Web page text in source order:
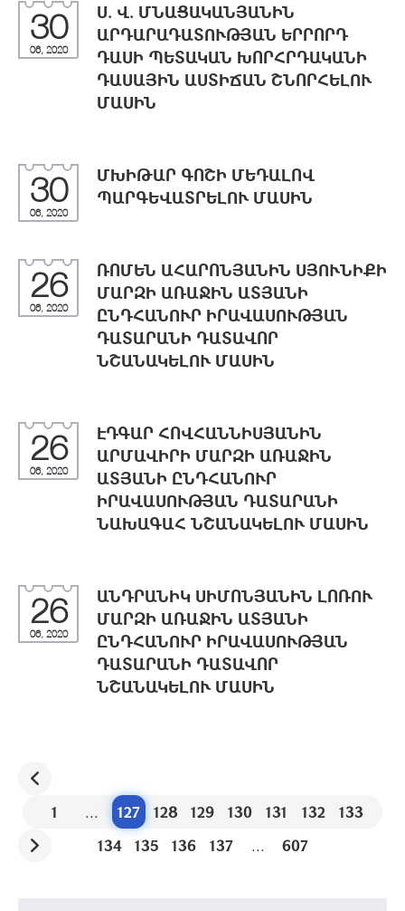
30
06, 2020
Ս. Վ. ՄՆԱՑԱԿԱՆՅԱՆԻՆ
ԱՐԴԱՐԱԴԱՏՈՒԹՅԱՆ ԵՐՐՈՐԴ
ԴԱՍԻ ՊԵՏԱԿԱՆ ԽՈՐՀՐԴԱԿԱՆԻ
ԴԱՍԱՅԻՆ ԱՍՏԻՃԱՆ ՇՆՈՐՀԵԼՈՒ
ՄԱՍԻՆ
30
06, 2020
ՄԽԻԹԱՐ ԳՈՇԻ ՄԵԴԱԼՈՎ
ՊԱՐԳԵՎԱՏՐԵԼՈՒ ՄԱՍԻՆ
26
06, 2020
ՌՈՄԵՆ ԱՀԱՐՈՆՅԱՆԻՆ ՍՅՈՒՆԻՔԻ
ՄԱՐԶԻ ԱՌԱՋԻՆ ԱՏՅԱՆԻ
ԸՆԴՀԱՆՈՒՐ ԻՐԱՎԱՍՈՒԹՅԱՆ
ԴԱՏԱՐԱՆԻ ԴԱՏԱՎՈՐ
ՆՇԱՆԱԿԵԼՈՒ ՄԱՍԻՆ
26
06, 2020
ԷԴԳԱՐ ՀՈՎՀԱՆՆԻՍՅԱՆԻՆ
ԱՐՄԱՎԻՐԻ ՄԱՐԶԻ ԱՌԱՋԻՆ
ԱՏՅԱՆԻ ԸՆԴՀԱՆՈՒՐ
ԻՐԱՎԱՍՈՒԹՅԱՆ ԴԱՏԱՐԱՆԻ
ՆԱԽԱԳԱՀ ՆՇԱՆԱԿԵԼՈՒ ՄԱՍԻՆ
26
06, 2020
ԱՆԴՐԱՆԻԿ ՍԻՄՈՆՅԱՆԻՆ ԼՈՌՈՒ
ՄԱՐԶԻ ԱՌԱՋԻՆ ԱՏՅԱՆԻ
ԸՆԴՀԱՆՈՒՐ ԻՐԱՎԱՍՈՒԹՅԱՆ
ԴԱՏԱՐԱՆԻ ԴԱՏԱՎՈՐ
ՆՇԱՆԱԿԵԼՈՒ ՄԱՍԻՆ
1 ... 127 128 129 130 131 132
133
134
135 136 137 ... 607